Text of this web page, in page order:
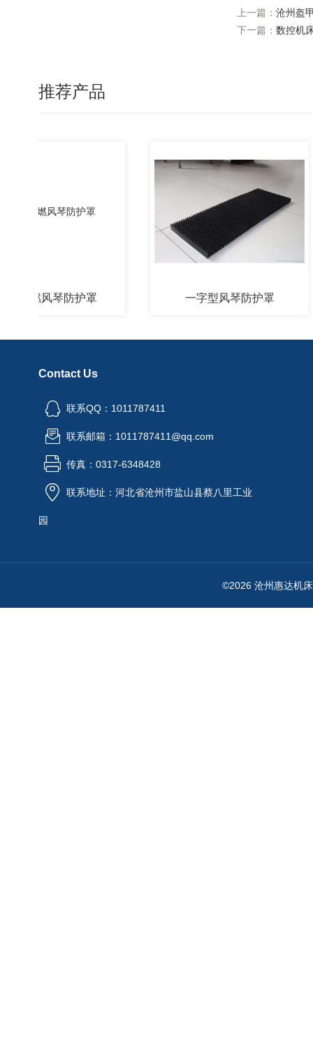
上一篇： 沧州盔
下一篇： 数控机
推荐产品
燃风琴防护罩 一字型风琴防护罩
Contact Us
联系QQ：1011787411
联系邮箱：1011787411@qq.com
传真：0317-6348428
联系地址：河北省沧州市盐山县蔡八里工业
园
©2026 沧州惠达机